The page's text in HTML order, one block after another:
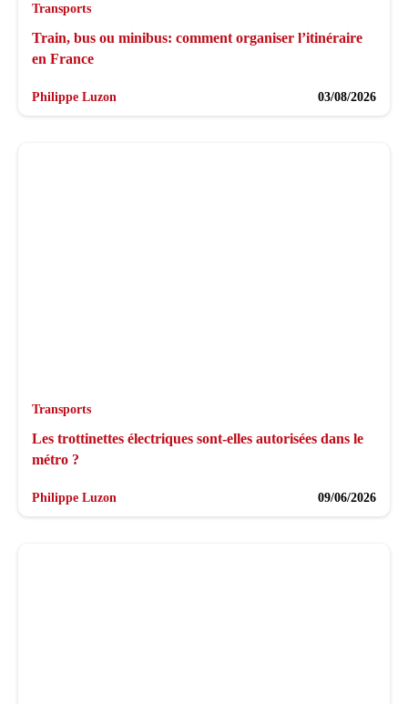
Transports
Train, bus ou minibus: comment organiser l’itinéraire
en France
Philippe Luzon 03/08/2026
Transports
Les trottinettes électriques sont-elles autorisées dans le
métro ?
Philippe Luzon 09/06/2026